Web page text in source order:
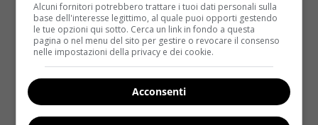
Alcuni fornitori potrebbero trattare i tuoi dati personali sulla
base dell'interesse legittimo, al quale puoi opporti gestendo
le tue opzioni qui sotto. Cerca un link in fondo a questa
pagina o nel menu del sito per gestire o revocare il consenso
nelle impostazioni della privacy e dei cookie.
Acconsenti